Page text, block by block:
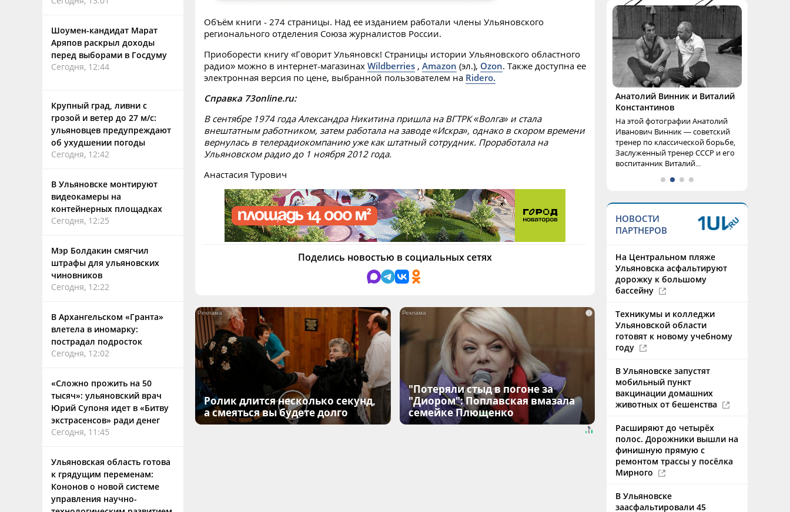
Шоумен-кандидат Марат
Аряпов раскрыл доходы
перед выборами в Госдуму
Сегодня, 12:44
Крупный град, ливни с
грозой и ветер до 27 м/с:
ульяновцев предупреждают
об ухудшении погоды
Сегодня, 12:42
В Ульяновске монтируют
видеокамеры на
контейнерных площадках
Сегодня, 12:25
Мэр Болдакин смягчил
штрафы для ульяновских
чиновников
Сегодня, 12:22
В Архангельском «Гранта»
влетела в иномарку:
пострадал подросток
Сегодня, 12:02
«Сложно прожить на 50
тысяч»: ульяновский врач
Юрий Супоня идет в «Битву
экстрасенсов» ради денег
Сегодня, 11:45
Ульяновская область готова
к грядущим переменам:
Кононов о новой системе
управления научно-
Объём книги - 274 страницы. Над ее изданием работали члены Ульяновского
регионального отделения Союза журналистов России.
Приоборести книгу «Говорит Ульяновск! Страницы истории Ульяновского областного
радио» можно в интернет-магазинах Wildberries , Amazon (эл.), Ozon. Также доступна ее
электронная версия по цене, выбранной пользователем на Ridero.
Справка 73online.ru:
В сентябре 1974 года Александра Никитина пришла на ВГТРК «Волга» и стала
внештатным работником, затем работала на заводе «Искра», однако в скором времени
вернулась в телерадиокомпанию уже как штатный сотрудник. Проработала на
Ульяновском радио до 1 ноября 2012 года.
Анастасия Турович
Поделись новостью в социальных сетях
i
Ролик длится несколько секунд,
а смеяться вы будете долго
i
"Потеряли стыд в погоне за
"Диором": Поплавская вмазала
семейке Плющенко
Анатолий Винник и Виталий
Константинов
На этой фотографии Анатолий
Иванович Винник — советский
тренер по классической борьбе,
Заслуженный тренер СССР и его
воспитанник Виталий...
НОВОСТИ
ПАРТНЕРОВ
На Центральном пляже
Ульяновска асфальтируют
дорожку к большому
бассейну
Техникумы и колледжи
Ульяновской области
готовят к новому учебному
году
В Ульяновске запустят
мобильный пункт
вакцинации домашних
животных от бешенства
Расширяют до четырёх
полос. Дорожники вышли на
финишную прямую с
ремонтом трассы у посёлка
Мирного
В Ульяновске
заасфальтировали 45